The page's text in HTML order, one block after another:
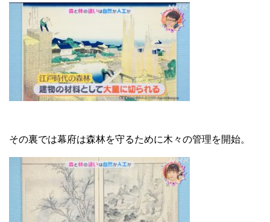
その裏では幕府は森林を守るために木々の管理を開始。